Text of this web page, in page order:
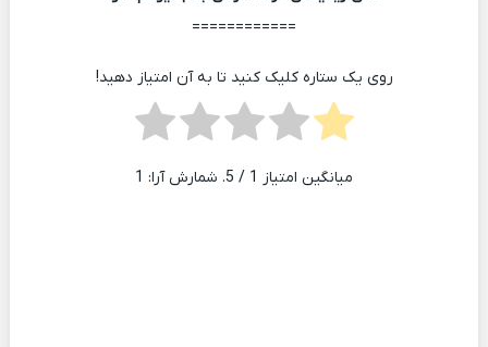
============
روی یک ستاره کلیک کنید تا به آن امتیاز دهید!
میانگین امتیاز 1 / 5. شمارش آرا: 1